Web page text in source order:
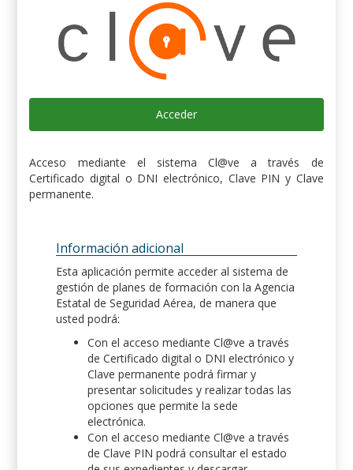
Acceder
Acceso mediante el sistema Cl@ve a través de
Certificado digital o DNI electrónico, Clave PIN y Clave
permanente.
Información adicional
Esta aplicación permite acceder al sistema de
gestión de planes de formación con la Agencia
Estatal de Seguridad Aérea, de manera que
usted podrá:
Con el acceso mediante Cl@ve a través
de Certificado digital o DNI electrónico y
Clave permanente podrá firmar y
presentar solicitudes y realizar todas las
opciones que permite la sede
electrónica.
Con el acceso mediante Cl@ve a través
de Clave PIN podrá consultar el estado